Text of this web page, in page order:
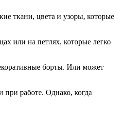
ткани, цвета и узоры, которые
или на петлях, которые легко
борты. Или может
при работе. Однако, когда